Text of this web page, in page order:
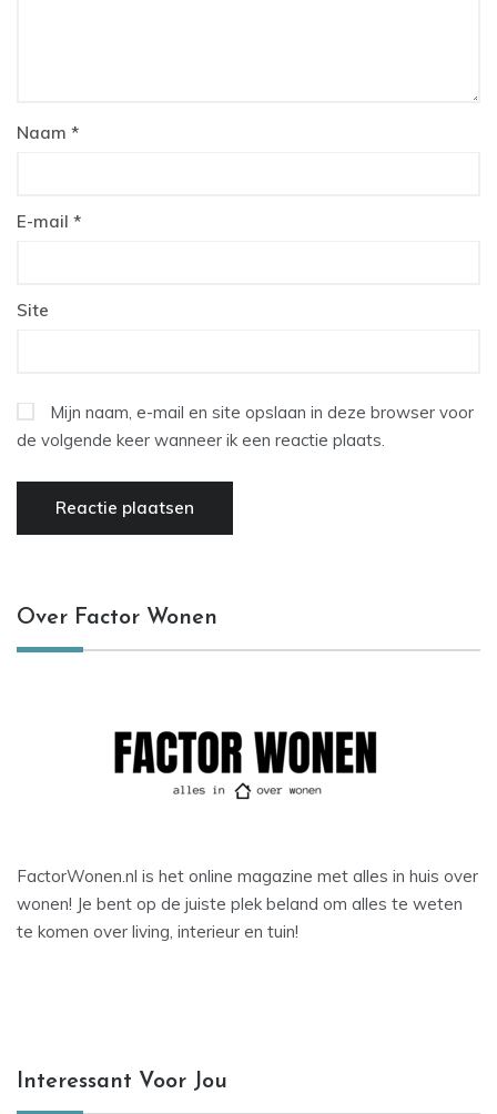
Naam *
E-mail *
Site
Mijn naam, e-mail en site opslaan in deze browser voor
de volgende keer wanneer ik een reactie plaats.
Over Factor Wonen
FactorWonen.nl is het online magazine met alles in huis over
wonen! Je bent op de juiste plek beland om alles te weten
te komen over living, interieur en tuin!
Interessant Voor Jou